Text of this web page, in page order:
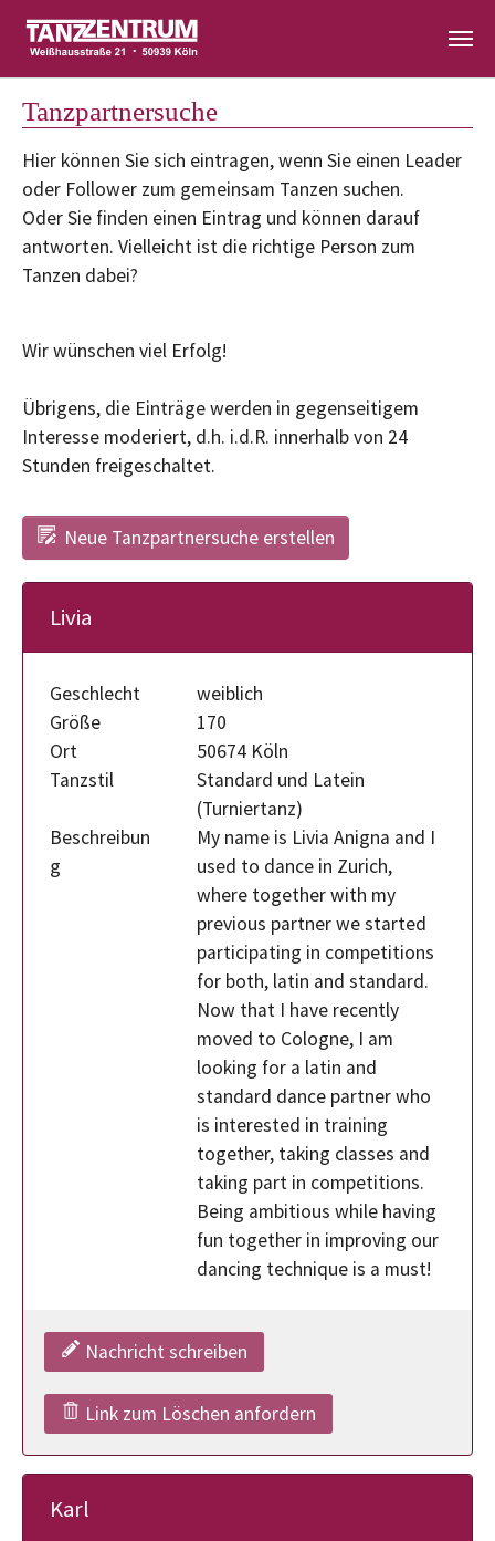
Tanzpartnersuche
Hier können Sie sich eintragen, wenn Sie einen Leader
oder Follower zum gemeinsam Tanzen suchen.
Oder Sie finden einen Eintrag und können darauf
antworten. Vielleicht ist die richtige Person zum
Tanzen dabei?
Wir wünschen viel Erfolg!
Übrigens, die Einträge werden in gegenseitigem
Interesse moderiert, d.h. i.d.R. innerhalb von 24
Stunden freigeschaltet.
Neue Tanzpartnersuche erstellen
Livia
Geschlecht
weiblich
Größe
170
Ort
50674 Köln
Tanzstil
Standard und Latein
(Turniertanz)
Beschreibun
g
My name is Livia Anigna and I
used to dance in Zurich,
where together with my
previous partner we started
participating in competitions
for both, latin and standard.
Now that I have recently
moved to Cologne, I am
looking for a latin and
standard dance partner who
is interested in training
together, taking classes and
taking part in competitions.
Being ambitious while having
fun together in improving our
dancing technique is a must!
Nachricht schreiben
Link zum Löschen anfordern
Karl